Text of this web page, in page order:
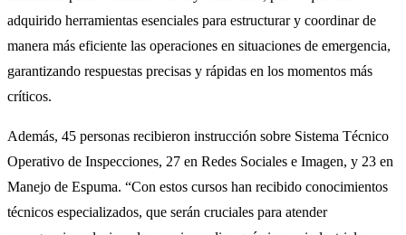
adquirido herramientas esenciales para estructurar y coordinar de
manera más eficiente las operaciones en situaciones de emergencia,
garantizando respuestas precisas y rápidas en los momentos más
críticos.
Además, 45 personas recibieron instrucción sobre Sistema Técnico
Operativo de Inspecciones, 27 en Redes Sociales e Imagen, y 23 en
Manejo de Espuma. “Con estos cursos han recibido conocimientos
técnicos especializados, que serán cruciales para atender